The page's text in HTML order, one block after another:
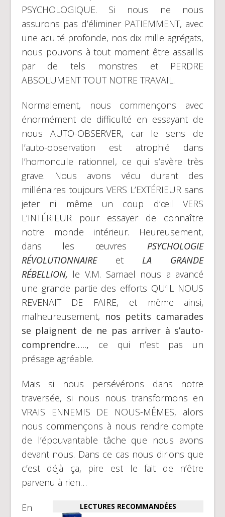
PSYCHOLOGIQUE. Si nous ne nous
assurons pas d’éliminer PATIEMMENT, avec
une acuité profonde, nos dix mille agrégats,
nous pouvons à tout moment être assaillis
par de tels monstres et PERDRE
ABSOLUMENT TOUT NOTRE TRAVAIL.
Normalement, nous commençons avec
énormément de difficulté en essayant de
nous AUTO-OBSERVER, car le sens de
l’auto-observation est atrophié dans
l’homoncule rationnel, ce qui s’avère très
grave. Nous avons vécu durant des
millénaires toujours VERS L’EXTÉRIEUR sans
jeter ni même un coup d’œil VERS
L’INTÉRIEUR pour essayer de connaître
notre monde intérieur. Heureusement,
dans les œuvresPSYCHOLOGIE
RÉVOLUTIONNAIRE etLA GRANDE
RÉBELLION, le V.M. Samael nous a avancé
une grande partie des efforts QU’IL NOUS
REVENAIT DE FAIRE, et même ainsi,
malheureusement, nos petits camarades
se plaignent de ne pas arriver à s’auto-
comprendre….., ce qui n’est pas un
présage agréable.
Mais si nous persévérons dans notre
traversée, si nous nous transformons en
VRAIS ENNEMIS DE NOUS-MÊMES, alors
nous commençons à nous rendre compte
de l’épouvantable tâche que nous avons
devant nous. Dans ce cas nous dirions que
c’est déjà ça, pire est le fait de n’être
parvenu à rien…
LECTURES RECOMMANDÉES
En